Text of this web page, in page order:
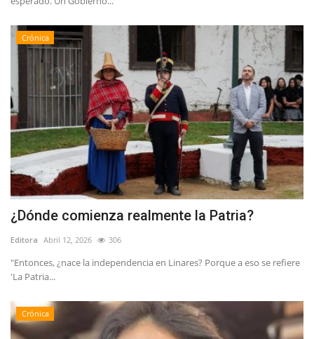
Crónica
¿Dónde comienza realmente la Patria?
Editora Abril 12, 2026 306
"Entonces, ¿nace la independencia en Linares? Porque a eso se refiere
'La Patria...
Crónica